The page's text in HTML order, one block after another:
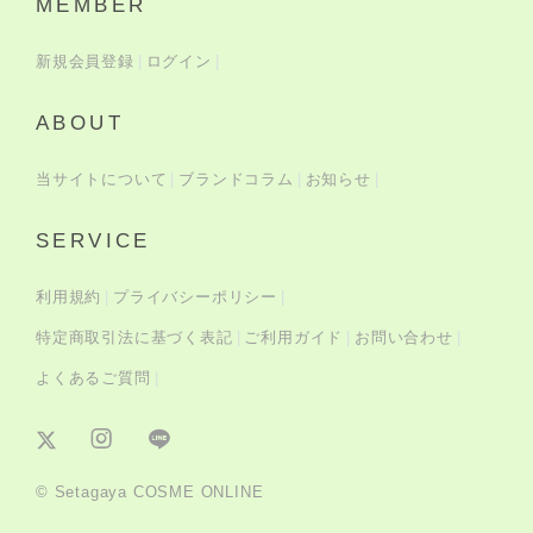
MEMBER
新規会員登録 ログイン
ABOUT
当サイトについて ブランドコラム お知らせ
SERVICE
利用規約 プライバシーポリシー
特定商取引法に基づく表記 ご利用ガイド お問い合わせ
よくあるご質問
© Setagaya COSME ONLINE